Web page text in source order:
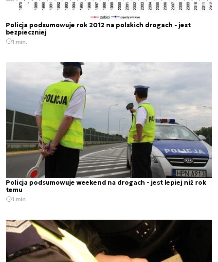
Policja podsumowuje rok 2012 na polskich drogach - jest
bezpieczniej
1 min.
Policja podsumowuje weekend na drogach - jest lepiej niż rok
temu
1 min.